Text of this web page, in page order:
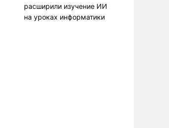
расширили изучение ИИ
на уроках информатики